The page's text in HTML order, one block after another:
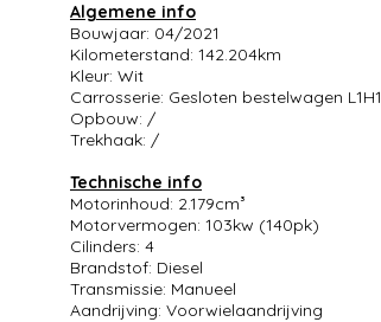
Algemene info
Bouwjaar: 04/2021
Kilometerstand: 142.204km
Kleur: Wit
Carrosserie: Gesloten bestelwagen L1H1
Opbouw: /
Trekhaak: /
Technische info
Motorinhoud: 2.179cm³
Motorvermogen: 103kw (140pk)
Cilinders: 4
Brandstof: Diesel
Transmissie: Manueel
Aandrijving: Voorwielaandrijving